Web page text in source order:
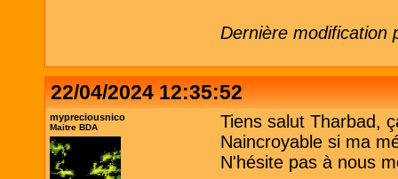
Dernière modification
22/04/2024 12:35:52
mypreciousnico
Maitre BDA
Tiens salut Tharbad,
Naincroyable si ma
N'hésite pas à nous